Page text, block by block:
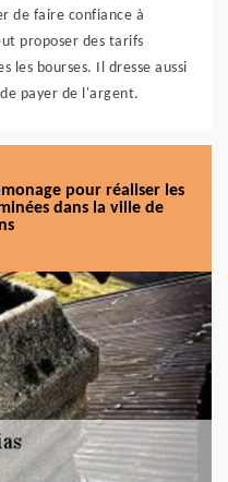
de faire confiance à
proposer des tarifs
les bourses. Il dresse aussi
payer de l'argent.
pour réaliser les
dans la ville de